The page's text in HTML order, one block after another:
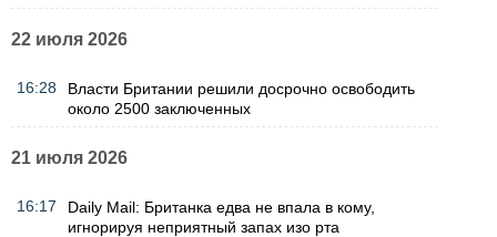
22 июля 2026
16:28
Власти Британии решили досрочно освободить
около 2500 заключенных
21 июля 2026
16:17
Daily Mail: Британка едва не впала в кому,
игнорируя неприятный запах изо рта